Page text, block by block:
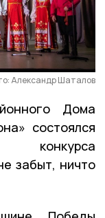
Александр Шаталов
Дома
состоялся
конкурса
забыт, ничто